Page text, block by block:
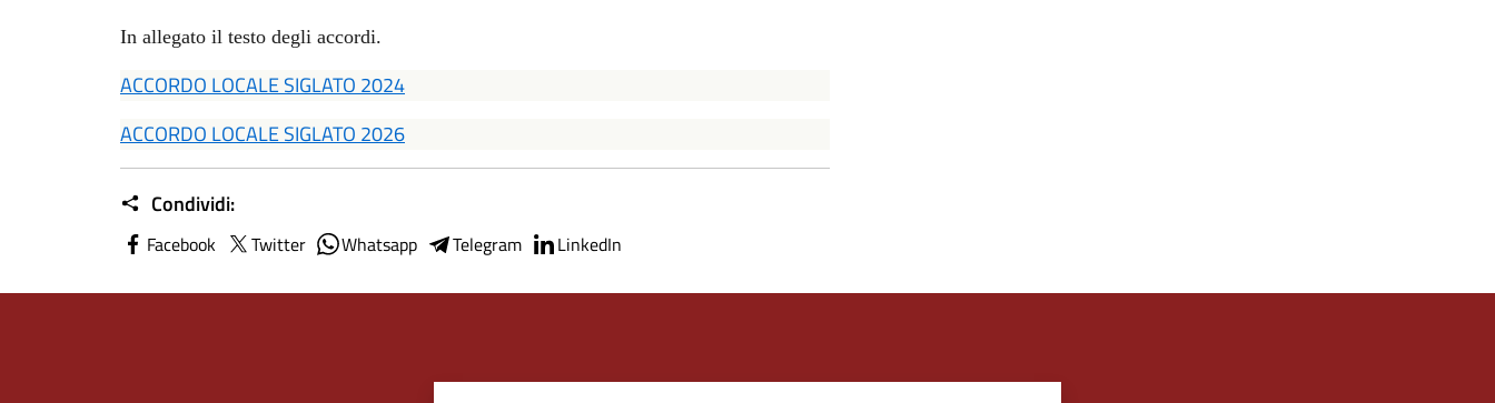
In allegato il testo degli accordi.
ACCORDO LOCALE SIGLATO 2024
ACCORDO LOCALE SIGLATO 2026
Condividi:
Facebook Twitter Whatsapp Telegram LinkedIn